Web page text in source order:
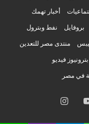
أخبار تهمك
بروفايل نفط وبترول
منتدى مصر للتعدين
بترونيوز فيديو
في مصر
‫YouTubeانستقرام